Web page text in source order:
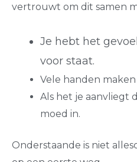
vertrouwt om dit samen
Je hebt het
voor staat.
Vele handen
Als het je aanvliegt
moed in.
Onderstaande is niet